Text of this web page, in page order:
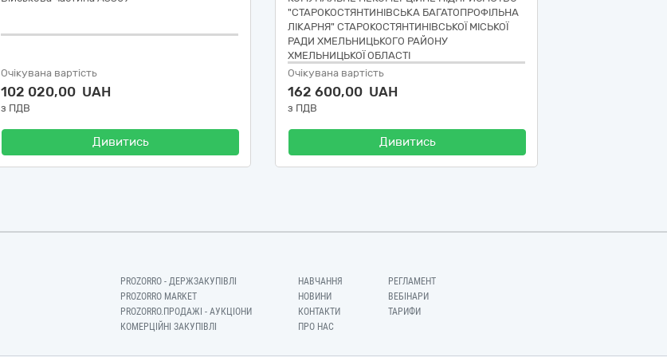
Очікувана вартість
102 020,00 UAH
з ПДВ
Дивитись
"СТАРОКОСТЯНТИНІВСЬКА БАГАТОПРОФІЛЬНА
ЛІКАРНЯ" СТАРОКОСТЯНТИНІВСЬКОЇ МІСЬКОЇ
РАДИ ХМЕЛЬНИЦЬКОГО РАЙОНУ
ХМЕЛЬНИЦЬКОЇ ОБЛАСТІ
Очікувана вартість
162 600,00 UAH
з ПДВ
Дивитись
PROZORRO - ДЕРЖЗАКУПІВЛІ
PROZORRO MARKET
PROZORRO.ПРОДАЖІ - АУКЦІОНИ
КОМЕРЦІЙНІ ЗАКУПІВЛІ
НАВЧАННЯ
НОВИНИ
КОНТАКТИ
ПРО НАС
РЕГЛАМЕНТ
ВЕБІНАРИ
ТАРИФИ